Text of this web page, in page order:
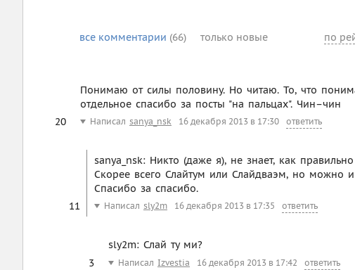
все комментарии (66) только новые по
Понимаю от силы половину. Но читаю. То, что
отдельное спасибо за посты "на пальцах". Чин–чин
20
Написал sanya_nsk 16 декабря 2013 в 17:30 ответить
sanya_nsk: Никто (даже я), не знает, как
Скорее всего Слайтум или Слайдваэм, но можно
Спасибо за спасибо.
11
Написал sly2m 16 декабря 2013 в 17:35 ответить
sly2m: Слай ту ми?
3
Написал Izvestia 16 декабря 2013 в 17:42 ответить